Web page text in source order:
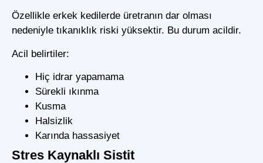
Özellikle erkek kedilerde üretranın dar olması
nedeniyle tıkanıklık riski yüksektir. Bu durum acildir.
Acil belirtiler:
Hiç idrar yapamama
Sürekli ıkınma
Kusma
Halsizlik
Karında hassasiyet
Stres Kaynaklı Sistit